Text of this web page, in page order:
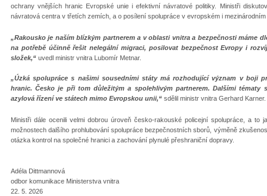
ochrany vnějších hranic Evropské unie i efektivní návratové politiky. Ministři
návratová centra v třetích zemích, a o posílení spolupráce v evropském i
„Rakousko je naším blízkým partnerem a v oblasti vnitra a bezpečnosti máme
na potřebě účinně řešit nelegální migraci, posilovat bezpečnost Evropy i
složek,“ uvedl ministr vnitra Lubomír Metnar.
„Úzká spolupráce s našimi sousedními státy má rozhodující význam v boji
hranic. Česko je při tom důležitým a spolehlivým partnerem. Dalšími tématy
azylová řízení ve státech mimo Evropskou unii,“ sdělil ministr vnitra Gerhard Karner.
Ministři dále ocenili velmi dobrou úroveň česko-rakouské policejní spolupráce, a to
možnostech dalšího prohlubování spolupráce bezpečnostních sborů, výměně
otázka kontrol na společné hranici a zachování plynulé přeshraniční dopravy.
Adéla Dittmannová
odbor komunikace Ministerstva vnitra
22. 5. 2026